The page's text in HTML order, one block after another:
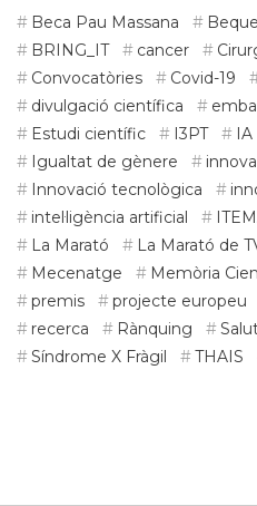
Beca Pau Massana
BRING_IT
cancer
Convocatòries
Covid-19
divulgació científica
Estudi científic
I3PT IA
Igualtat de gènere
Innovació tecnològica
intel·ligència artificial
La Marató
La Marató de
Mecenatge
Memòria
premis
projecte europeu
recerca
Rànquing
Síndrome X Fràgil
THAIS